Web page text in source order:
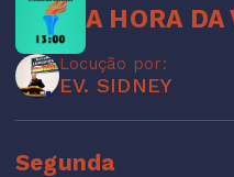
A HORA
Locução por:
EV. SIDNEY
Segunda